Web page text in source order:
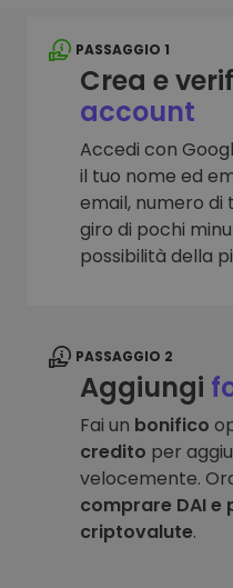
PASSAGGIO 1
Crea e
account
Accedi con
il tuo nome ed
email, numero di
giro di pochi
possibilità della
PASSAGGIO 2
Aggiungi
Fai un bonifico
credito per
velocemente.
comprare DAI e
criptovalute.